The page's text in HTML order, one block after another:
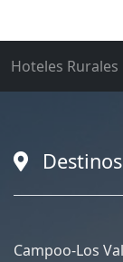
Hoteles Rurales
Campoo-Los